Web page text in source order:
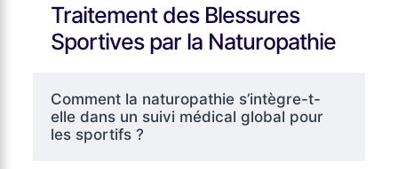
Traitement des Blessures
Sportives par la Naturopathie
Comment la naturopathie s’intègre-t-
elle dans un suivi médical global pour
les sportifs ?